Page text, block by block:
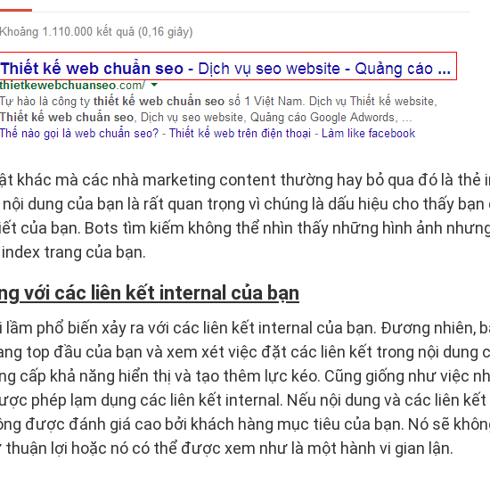
khác mà các nhà marketing content thường hay bỏ qua đó là thẻ
dung của bạn là rất quan trọng vì chúng là dấu hiệu cho thấy
của bạn. Bots tìm kiếm không thể nhìn thấy những hình ảnh
trang của bạn.
với các liên kết internal của bạn
lầm phổ biến xảy ra với các liên kết internal của bạn. Đương nhiên,
top đầu của bạn và xem xét việc đặt các liên kết trong nội dung
cấp khả năng hiển thị và tạo thêm lực kéo. Cũng giống như việc
phép lạm dụng các liên kết internal. Nếu nội dung và các liên kết
được đánh giá cao bởi khách hàng mục tiêu của bạn. Nó sẽ
lợi hoặc nó có thể được xem như là một hành vi gian lận.